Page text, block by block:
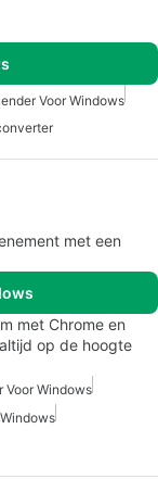
Voor Windows
met een
met Chrome en
op de hoogte
Voor Windows